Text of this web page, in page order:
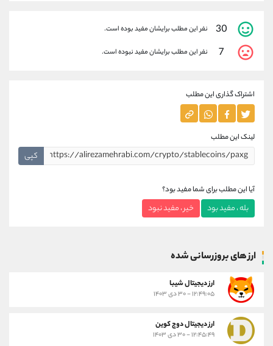
30 نفر این مطلب برایشان مفید بوده است.
7 نفر این مطلب برایشان مفید نبوده است.
اشتراک گذاری این مطلب
لینک این مطلب
کپی
آیا این مطلب برای شما مفید بود؟
بله ، مفید بود خیر ، مفید نبود
ارز های بروزرسانی شده
ارز ديجيتال شیبا
۱۲:۴۹:۰۵ - ۳۰ دی ۱۴۰۳
ارز دیجیتال دوج کوین
۱۲:۴۵:۴۹ - ۳۰ دی ۱۴۰۳